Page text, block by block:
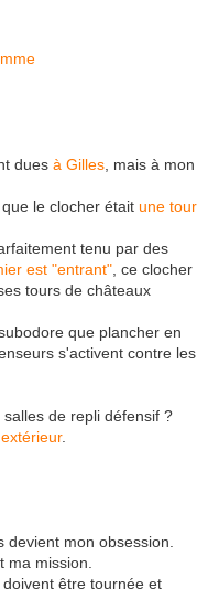
dues à Gilles , mais à mon
le clocher était une tour
tenu par des
est "entrant" , ce clocher
tours de châteaux
subodore que plancher en
s'activent contre les
de repli défensif ?
.
devient mon obsession.
ma mission.
doivent être tournée et